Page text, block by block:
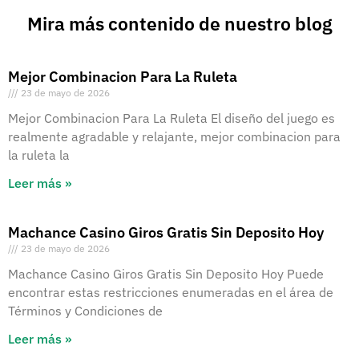
Mira más contenido de nuestro blog
Mejor Combinacion Para La Ruleta
23 de mayo de 2026
Mejor Combinacion Para La Ruleta El diseño del juego es
realmente agradable y relajante, mejor combinacion para
la ruleta la
Leer más »
Machance Casino Giros Gratis Sin Deposito Hoy
23 de mayo de 2026
Machance Casino Giros Gratis Sin Deposito Hoy Puede
encontrar estas restricciones enumeradas en el área de
Términos y Condiciones de
Leer más »